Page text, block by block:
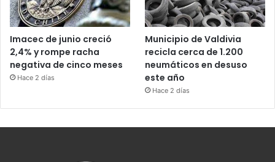
Imacec de junio creció
2,4% y rompe racha
negativa de cinco meses
Hace 2 días
Municipio de Valdivia
recicla cerca de 1.200
neumáticos en desuso
este año
Hace 2 días